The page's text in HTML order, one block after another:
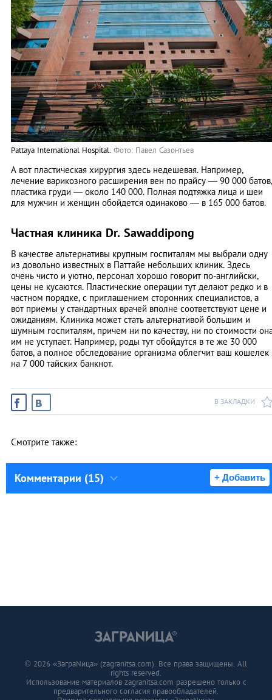
Pattaya International Hospital. Фото: Павел Сaзонтьев
А вот пластическая хирургия здесь недешевая. Например,
лечение варикозного расширения вен по прайсу — 90 000 батов,
пластика груди — около 140 000. Полная подтяжка лица и шеи
для мужчин и женщин обойдется одинаково — в 165 000 батов.
Частная клиника Dr. Sawaddipong
В качестве альтернативы крупным госпиталям мы выбрали одну
из довольно известных в Паттайе небольших клиник. Здесь
очень чисто и уютно, персонал хорошо говорит по-английски,
цены не кусаются. Пластические операции тут делают редко и в
частном порядке, с приглашением сторонних специалистов, а
вот приемы у стандартных врачей вполне соответствуют цене и
ожиданиям. Клиника может стать альтернативой большим и
шумным госпиталям, причем ни по качеству, ни по стоимости
им не уступает. Например, роды тут обойдутся в те же 30 000
батов, а полное обследование организма облегчит ваш кошелек
на 7 000 тайских банкнот.
В ЗАКЛАДКИ
Смотрите также:
Комментарии (15) + Добавить
© 2026 «ЗаграNица» (zagranitsa.com). Все права защищены. All
rights reserved.
Использование материалов zagranitsa.com разрешено только с
предварительного согласия правообладателей.